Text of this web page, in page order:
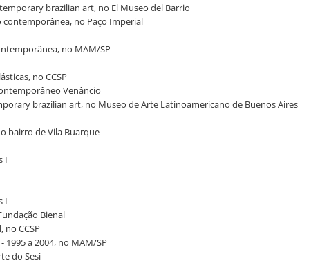
brazilian art, no El Museo del Barrio
contemporânea, no Paço Imperial
no MAM/SP
no CCSP
Venâncio
brazilian art, no Museo de Arte Latinoamericano de Buenos Aires
bairro de Vila Buarque
I
I
Bienal
CCSP
1995 a 2004, no MAM/SP
do Sesi